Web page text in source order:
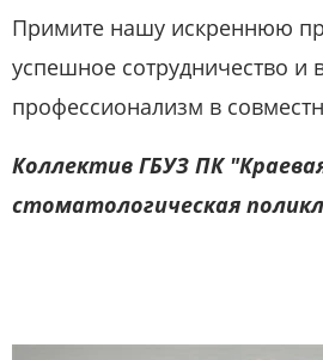
Примите нашу искреннюю
успешное сотрудничество и
профессионализм в
Коллектив ГБУЗ ПК
стоматологическая